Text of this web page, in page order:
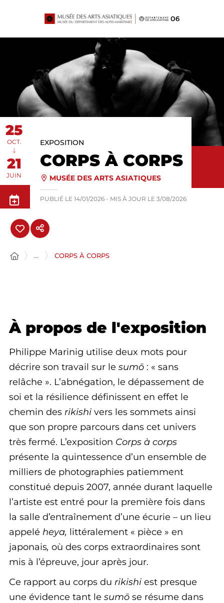
EXPOSITION
CORPS À CORPS
MUSÉE DES ARTS ASIATIQUES
PUBLIÉ LE 14/01/2026 - MIS À JOUR LE 3/08/2026
25
OCT.
21
JUIN
... CORPS À CORPS
À propos de l'exposition
Philippe Marinig utilise deux mots pour
décrire son travail sur le sumō : « sans
relâche ». L’abnégation, le dépassement de
soi et la résilience définissent en effet le
chemin des rikishi vers les sommets ainsi
que son propre parcours dans cet univers
très fermé. L’exposition Corps à corps
présente la quintessence d’un ensemble de
milliers de photographies patiemment
constitué depuis 2007, année durant laquelle
l’artiste est entré pour la première fois dans
la salle d’entraînement d’une écurie – un lieu
appelé heya, littéralement « pièce » en
japonais, où des corps extraordinaires sont
mis à l’épreuve, jour après jour.
Ce rapport au corps du rikishi est presque
une évidence tant le sumō se résume dans